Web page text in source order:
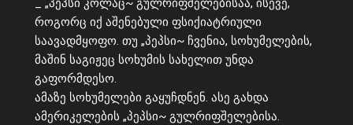
_ „პეპსი კოლაც~ გულრიფშელებისაა, ისევე,
როგორც იქ აშენებული ფსიქიატრიული
საავადმყოფო. თუ „პეპსი~ ჩვენია, სოხუმელების,
მაშინ საგიჟეც სოხუმის სახელით უნდა
გაფორმდესო.
ამაზე სოხუმელები გაყუჩდნენ. ასე გახდა
ამერიკელების „პეპსი~ გულრიფშელებისა.